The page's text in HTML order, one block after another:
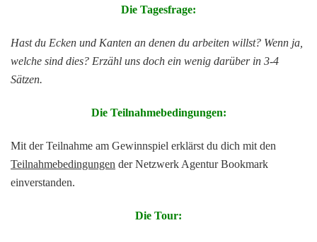
Die Tagesfrage:
Hast du Ecken und Kanten an denen du arbeiten willst? Wenn ja,
welche sind dies? Erzähl uns doch ein wenig darüber in 3-4
Sätzen.
Die Teilnahmebedingungen:
Mit der Teilnahme am Gewinnspiel erklärst du dich mit den
Teilnahmebedingungen der Netzwerk Agentur Bookmark
einverstanden.
Die Tour: